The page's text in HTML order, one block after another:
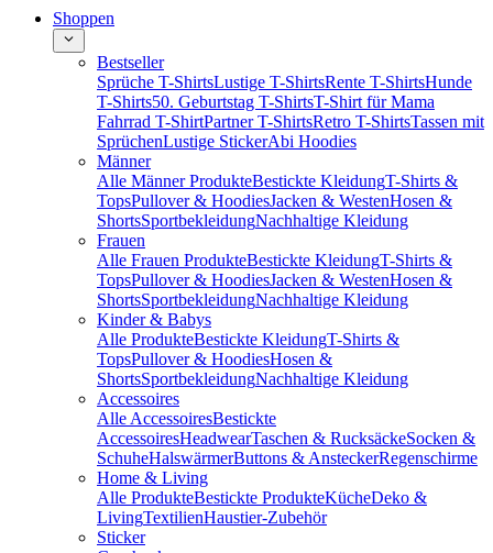
Shoppen
Bestseller
Sprüche T-ShirtsLustige T-ShirtsRente T-ShirtsHunde
T-Shirts50. Geburtstag T-ShirtsT-Shirt für Mama
Fahrrad T-ShirtPartner T-ShirtsRetro T-ShirtsTassen mit
SprüchenLustige StickerAbi Hoodies
Männer
Alle Männer ProdukteBestickte KleidungT-Shirts &
TopsPullover & HoodiesJacken & WestenHosen &
ShortsSportbekleidungNachhaltige Kleidung
Frauen
Alle Frauen ProdukteBestickte KleidungT-Shirts &
TopsPullover & HoodiesJacken & WestenHosen &
ShortsSportbekleidungNachhaltige Kleidung
Kinder & Babys
Alle ProdukteBestickte KleidungT-Shirts &
TopsPullover & HoodiesHosen &
ShortsSportbekleidungNachhaltige Kleidung
Accessoires
Alle AccessoiresBestickte
AccessoiresHeadwearTaschen & RucksäckeSocken &
SchuheHalswärmerButtons & AnsteckerRegenschirme
Home & Living
Alle ProdukteBestickte ProdukteKücheDeko &
LivingTextilienHaustier-Zubehör
Sticker